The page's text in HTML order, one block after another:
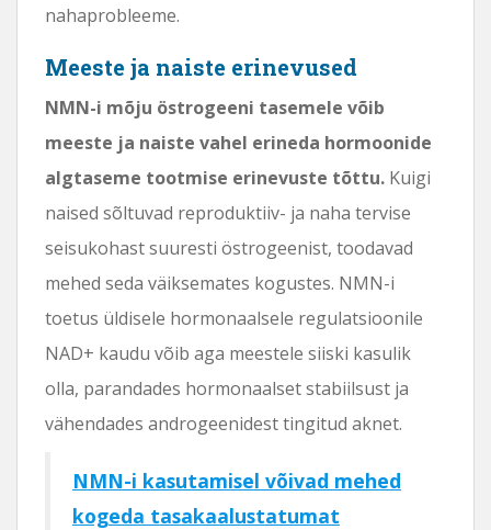
nahaprobleeme.
Meeste ja naiste erinevused
NMN-i mõju östrogeeni tasemele võib
meeste ja naiste vahel erineda hormoonide
algtaseme tootmise erinevuste tõttu. Kuigi
naised sõltuvad reproduktiiv- ja naha tervise
seisukohast suuresti östrogeenist, toodavad
mehed seda väiksemates kogustes. NMN-i
toetus üldisele hormonaalsele regulatsioonile
NAD+ kaudu võib aga meestele siiski kasulik
olla, parandades hormonaalset stabiilsust ja
vähendades androgeenidest tingitud aknet.
NMN-i kasutamisel võivad mehed
kogeda tasakaalustatumat